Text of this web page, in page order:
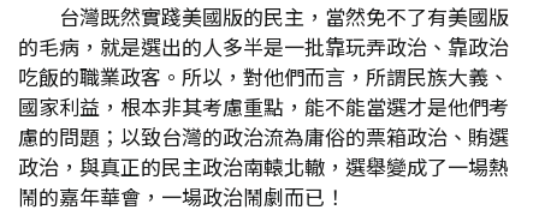
台灣既然實踐美國版的民主，當然免不了有美國版
的毛病，就是選出的人多半是一批靠玩弄政治、靠政治
吃飯的職業政客。所以，對他們而言，所謂民族大義、
國家利益，根本非其考慮重點，能不能當選才是他們考
慮的問題；以致台灣的政治流為庸俗的票箱政治、賄選
政治，與真正的民主政治南轅北轍，選舉變成了一場熱
鬧的嘉年華會，一場政治鬧劇而已！